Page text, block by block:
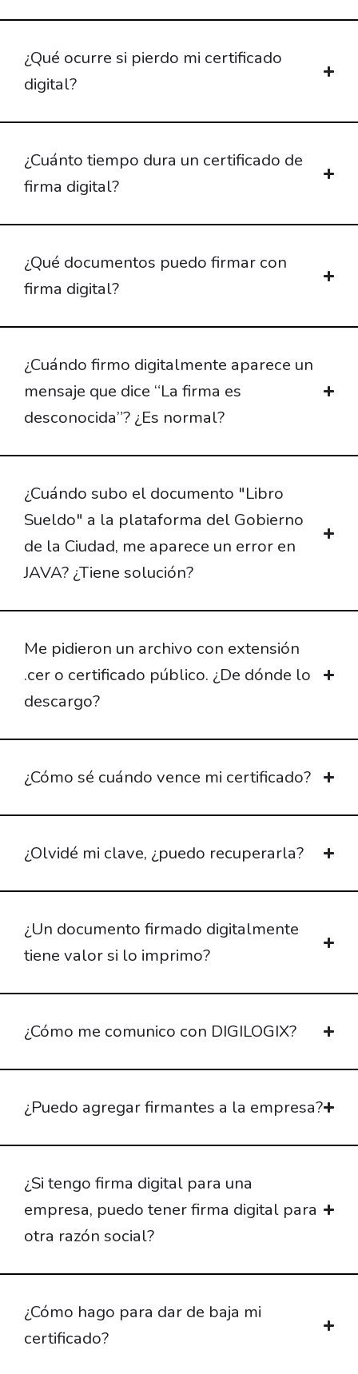
¿Qué ocurre si pierdo mi certificado
digital?
¿Cuánto tiempo dura un certificado de
firma digital?
¿Qué documentos puedo firmar con
firma digital?
¿Cuándo firmo digitalmente aparece un
mensaje que dice “La firma es
desconocida”? ¿Es normal?
¿Cuándo subo el documento "Libro
Sueldo" a la plataforma del Gobierno
de la Ciudad, me aparece un error en
JAVA? ¿Tiene solución?
Me pidieron un archivo con extensión
.cer o certificado público. ¿De dónde lo
descargo?
¿Cómo sé cuándo vence mi certificado?
¿Olvidé mi clave, ¿puedo recuperarla?
¿Un documento firmado digitalmente
tiene valor si lo imprimo?
¿Cómo me comunico con DIGILOGIX?
¿Puedo agregar firmantes a la empresa?
¿Si tengo firma digital para una
empresa, puedo tener firma digital para
otra razón social?
¿Cómo hago para dar de baja mi
certificado?